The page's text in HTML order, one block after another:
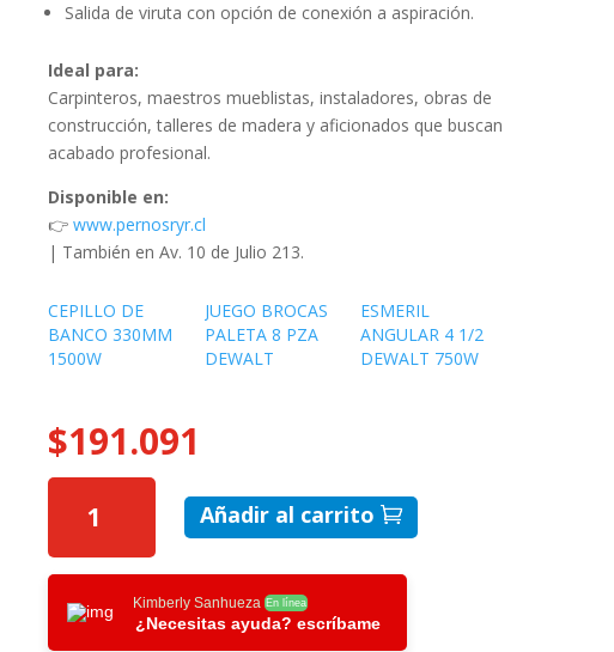
Salida de viruta con opción de conexión a aspiración.
Ideal para:
Carpinteros, maestros mueblistas, instaladores, obras de
construcción, talleres de madera y aficionados que buscan
acabado profesional.
Disponible en:
👉 www.pernosryr.cl
| También en Av. 10 de Julio 213.
CEPILLO DE
BANCO 330MM
1500W
JUEGO BROCAS
PALETA 8 PZA
DEWALT
ESMERIL
ANGULAR 4 1/2
DEWALT 750W
$191.091
CEPILLO
1.0MM
DEWALT
550W
CANTIDAD
Añadir al carrito
Kimberly Sanhueza En línea
¿Necesitas ayuda? escríbame